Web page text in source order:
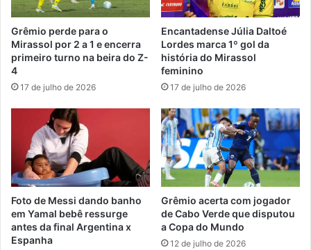
Grêmio perde para o
Mirassol por 2 a 1 e encerra
primeiro turno na beira do Z-
4
17 de julho de 2026
Encantadense Júlia Daltoé
Lordes marca 1º gol da
história do Mirassol
feminino
17 de julho de 2026
Foto de Messi dando banho
em Yamal bebê ressurge
antes da final Argentina x
Espanha
Grêmio acerta com jogador
de Cabo Verde que disputou
a Copa do Mundo
12 de julho de 2026